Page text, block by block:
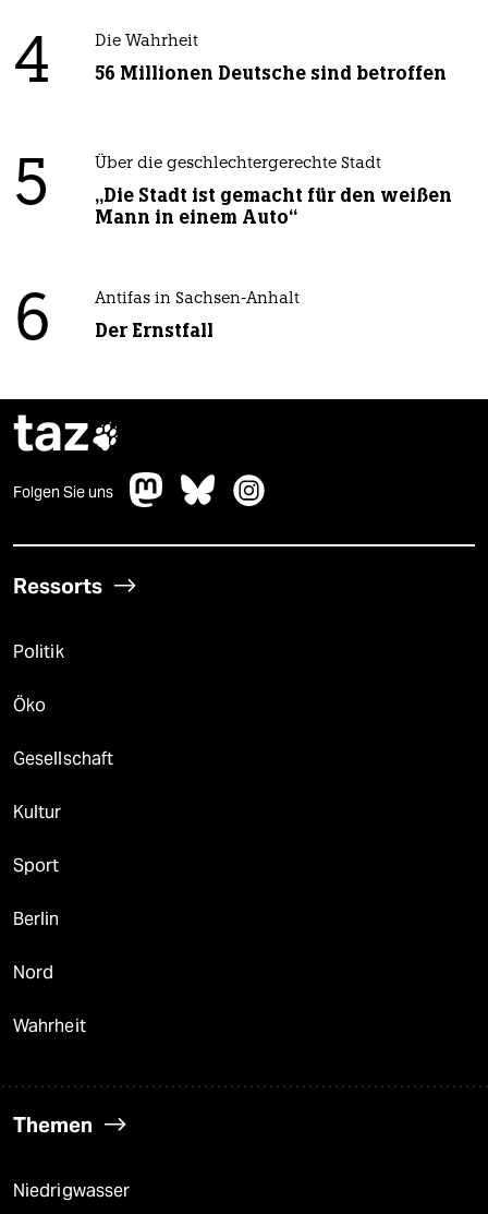
4 Die Wahrheit
56 Millionen Deutsche sind betroffen
5 Über die geschlechtergerechte Stadt
„Die Stadt ist gemacht für den weißen
Mann in einem Auto“
6 Antifas in Sachsen-Anhalt
Der Ernstfall
taz
Folgen Sie uns
Ressorts
Politik
Öko
Gesellschaft
Kultur
Sport
Berlin
Nord
Wahrheit
Themen
Niedrigwasser